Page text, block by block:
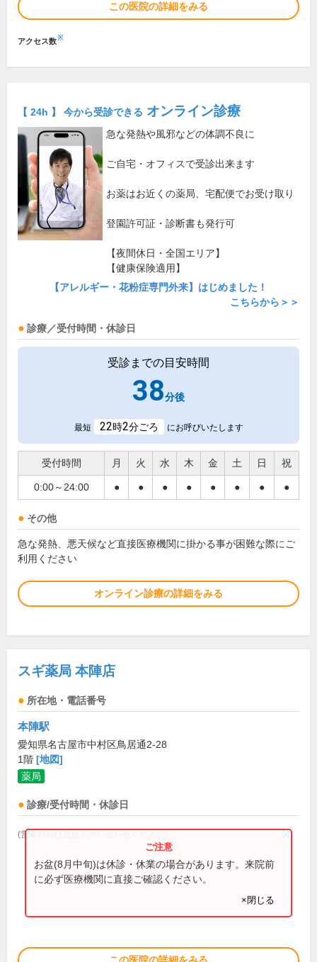
この医院の詳細をみる
アクセス数※
【 24h 】 今から受診できる オンライン診療
急な発熱や風邪などの体調不良に
ご自宅・オフィスで受診出来ます
お薬はお近くの薬局、宅配便でお受け取り
登園許可証・診断書も発行可
【夜間休日・全国エリア】
【健康保険適用】
【アレルギー・花粉症専門外来】はじめました！
こちらから＞＞
診療／受付時間・休診日
受診までの目安時間
38分後
最短 22時2分ごろ にお呼びいたします
受付時間 月 火 水 木 金 土 日 祝
0:00～24:00 ● ● ● ● ● ● ● ●
その他
急な発熱、悪天候など直接医療機関に掛かる事が困難な際にご
利用ください
オンライン診療の詳細をみる
スギ薬局 本陣店
所在地・電話番号
本陣駅
愛知県名古屋市中村区鳥居通2-28
1階 [地図]
薬局
診療/受付時間・休診日
(営業時間は直接お問い合わせください)
お盆(8月中旬)は休診・休業の場合があります。来院前
に必ず医療機関に直接ご確認ください。
×閉じる